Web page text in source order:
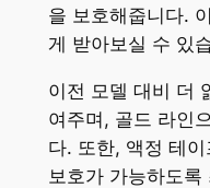
을 보호해줍니다.
게 받아보실 수 있
이전 모델 대비 더
여주며, 골드 라인
다. 또한, 액정 테
보호가 가능하도